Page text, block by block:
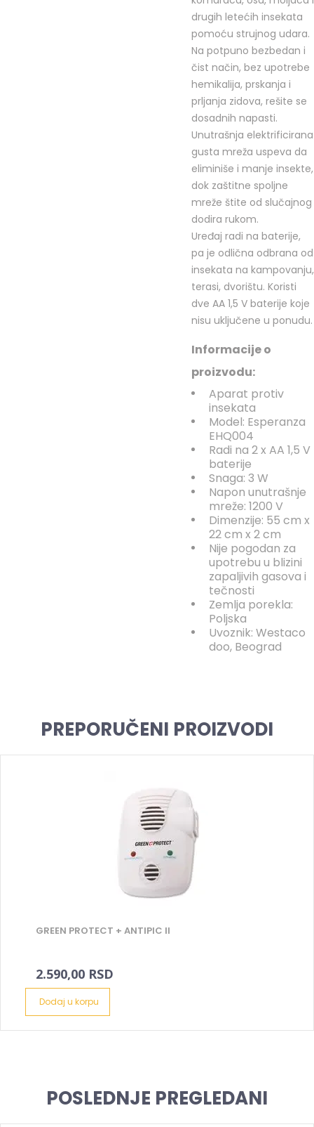
drugih letećih insekata
pomoću strujnog udara.
Na potpuno bezbedan i
čist način, bez upotrebe
hemikalija, prskanja i
prljanja zidova, rešite se
dosadnih napasti.
Unutrašnja elektrificirana
gusta mreža uspeva da
eliminiše i manje insekte,
dok zaštitne spoljne
mreže štite od slučajnog
dodira rukom.
Uređaj radi na baterije,
pa je odlična odbrana od
insekata na kampovanju,
terasi, dvorištu. Koristi
dve AA 1,5 V baterije koje
nisu uključene u ponudu.
Informacije o
proizvodu:
Aparat protiv
insekata
Model: Esperanza
EHQ004
Radi na 2 x AA 1,5 V
baterije
Snaga: 3 W
Napon unutrašnje
mreže: 1200 V
Dimenzije: 55 cm x
22 cm x 2 cm
Nije pogodan za
upotrebu u blizini
zapaljivih gasova i
tečnosti
Zemlja porekla:
Poljska
Uvoznik: Westaco
doo, Beograd
PREPORUČENI PROIZVODI
GREEN PROTECT + ANTIPIC II
2.590,00 RSD
Dodaj u korpu
POSLEDNJE PREGLEDANI